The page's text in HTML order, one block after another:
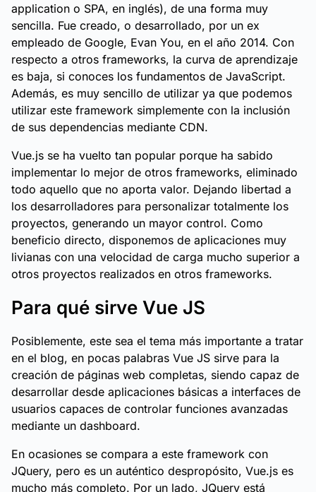
application o SPA, en inglés), de una forma muy
sencilla. Fue creado, o desarrollado, por un ex
empleado de Google, Evan You, en el año 2014. Con
respecto a otros frameworks, la curva de aprendizaje
es baja, si conoces los fundamentos de JavaScript.
Además, es muy sencillo de utilizar ya que podemos
utilizar este framework simplemente con la inclusión
de sus dependencias mediante CDN.
Vue.js se ha vuelto tan popular porque ha sabido
implementar lo mejor de otros frameworks, eliminado
todo aquello que no aporta valor. Dejando libertad a
los desarrolladores para personalizar totalmente los
proyectos, generando un mayor control. Como
beneficio directo, disponemos de aplicaciones muy
livianas con una velocidad de carga mucho superior a
otros proyectos realizados en otros frameworks.
Para qué sirve Vue JS
Posiblemente, este sea el tema más importante a tratar
en el blog, en pocas palabras Vue JS sirve para la
creación de páginas web completas, siendo capaz de
desarrollar desde aplicaciones básicas a interfaces de
usuarios capaces de controlar funciones avanzadas
mediante un dashboard.
En ocasiones se compara a este framework con
JQuery, pero es un auténtico despropósito, Vue.js es
mucho más completo. Por un lado, JQuery está